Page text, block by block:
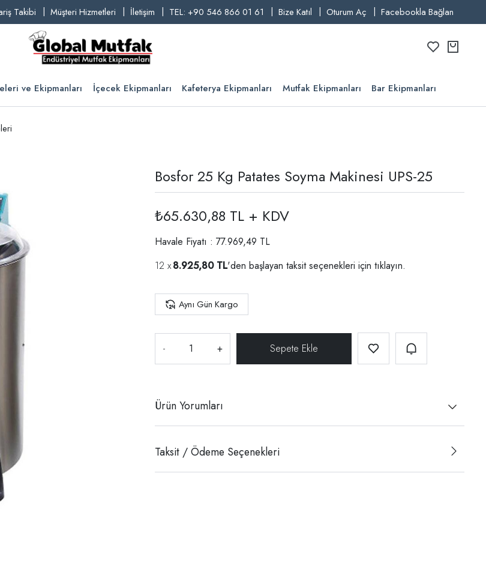
Takibi Müşteri Hizmetleri İletişim TEL: +90 546 866 01 61 Bize Katıl Oturum Aç Facebookla Bağlan
ve Ekipmanları İçecek Ekipmanları Kafeterya Ekipmanları Mutfak Ekipmanları Bar Ekipmanları
Bosfor 25 Kg Patates Soyma Makinesi UPS-25
₺65.630,88 TL + KDV
Havale Fiyatı : 77.969,49 TL
8.925,80 TL'den başlayan taksit seçenekleri için tıklayın.
Aynı Gün Kargo
- +
Ürün Yorumları
Taksit / Ödeme Seçenekleri